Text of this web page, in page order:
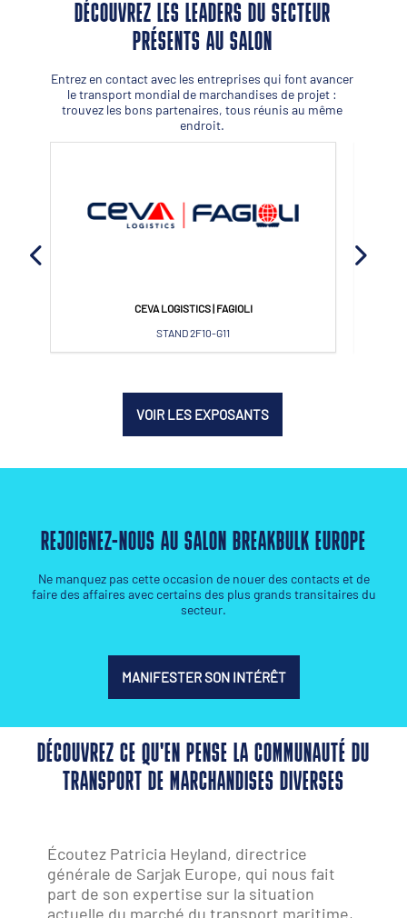
DÉCOUVREZ LES LEADERS DU SECTEUR
PRÉSENTS AU SALON
Entrez en contact avec les entreprises qui font avancer
le transport mondial de marchandises de projet :
trouvez les bons partenaires, tous réunis au même
endroit.
APROJECTS NV
STAND 2H24-J25
VOIR LES EXPOSANTS
REJOIGNEZ-NOUS AU SALON BREAKBULK EUROPE
Ne manquez pas cette occasion de nouer des contacts et de
faire des affaires avec certains des plus grands transitaires du
secteur.
MANIFESTER SON INTÉRÊT
DÉCOUVREZ CE QU'EN PENSE LA COMMUNAUTÉ DU
TRANSPORT DE MARCHANDISES DIVERSES
Alexander Varavenko, fondateur de
Shipnext, évoque les solutions innovantes
proposées par Shipnext, les défis actuels
du secteur maritime et la manière dont la